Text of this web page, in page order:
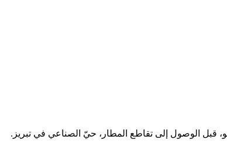
قبل الوصول إلى تقاطع المطار، حيّ الصناعي في تبریز.